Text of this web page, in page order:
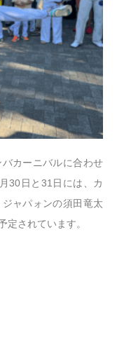
カーニバルに合わせ
30日と31日には、カ
ャパォンの須田竜太
定されています。